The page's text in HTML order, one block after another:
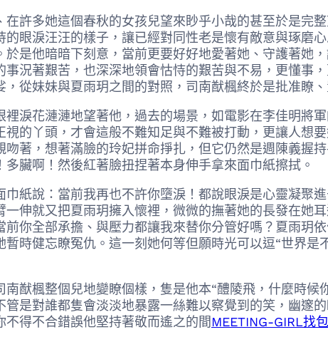
多她這個春秋的女孩兒望來眇乎小哉的甚至於是完
眼淚汪汪的樣子，讓已經對同性老是懷有敵意與琢磨
於是他暗暗下刻意，當前更要好好地愛著她、守護著她
事況著艱苦，也深深地領會怙恃的艱苦與不易，更懂事
從妹妹與夏雨玥之間的對照，司南猷楓終於是批准瞭、
花漣漣地望著他，過去的場景，如電影在李佳明將
視的丫頭，才會這般不難知足與不難被打動，更讓人想
著，想著滿臉的玲妃拼命掙扎，但它仍然是週陳義握
臟啊！然後紅著臉扭捏著本身伸手拿來面巾紙擦拭。
說：當前我再也不許你墮淚！都說眼淚是心靈凝聚
一伸就又把夏雨玥擁入懷裡，微微的撫著她的長發在她
你全部承擔、與壓力都讓我來替你分管好嗎？夏雨玥
時健忘瞭冤仇。這一刻她何等但願時光可以逗“世界
楓整個兒地變瞭個樣，隻是他本“醴陵飛，什麼時候
管是對誰都隻會淡淡地暴露一絲難以察覺到的笑，幽邃
得不合錯誤他堅持著敬而遙之的間 MEETING-GIRL找